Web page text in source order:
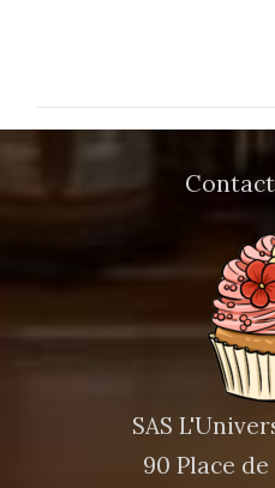
SAS
90 Place